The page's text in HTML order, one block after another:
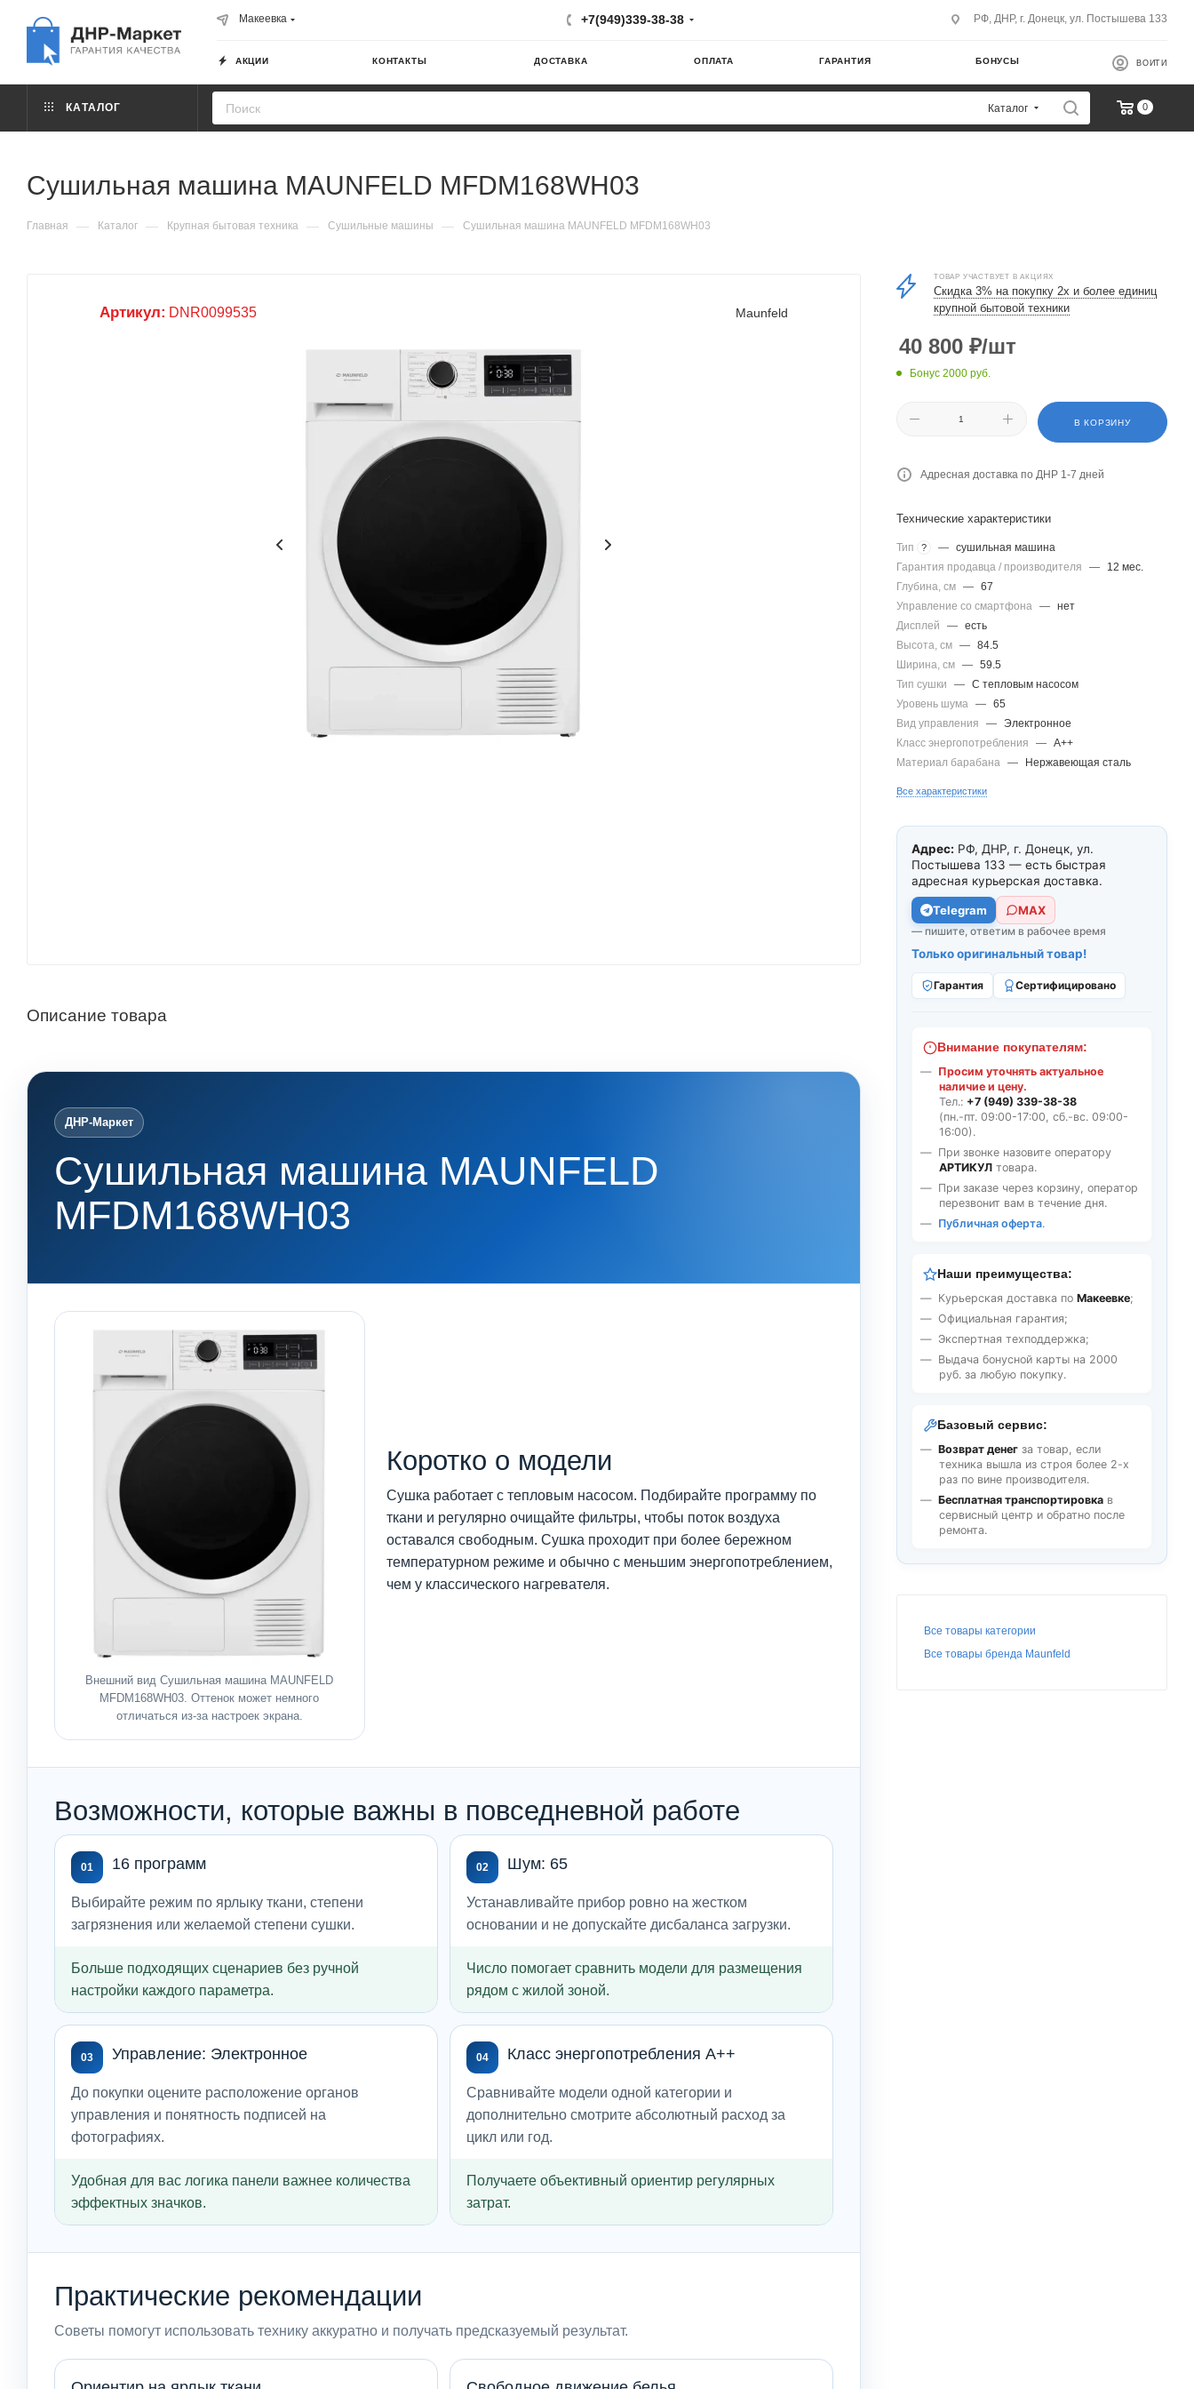
Макеевка +7(949)339-38-38 РФ, ДНР, г. Донецк, ул. Постышева 133
АКЦИИ КОНТАКТЫ ДОСТАВКА ОПЛАТА ГАРАНТИЯ БОНУСЫ ВОЙТИ
КАТАЛОГ Каталог 0
Сушильная машина MAUNFELD MFDM168WH03
Главная — Каталог — Крупная бытовая техника — Сушильные машины — Сушильная машина MAUNFELD MFDM168WH03
Артикул: DNR0099535 Maunfeld
Описание товара
ДНР-Маркет
Сушильная машина MAUNFELD
MFDM168WH03
Внешний вид Сушильная машина MAUNFELD
MFDM168WH03. Оттенок может немного
отличаться из-за настроек экрана.
Коротко о модели
Сушка работает с тепловым насосом. Подбирайте программу по
ткани и регулярно очищайте фильтры, чтобы поток воздуха
оставался свободным. Сушка проходит при более бережном
температурном режиме и обычно с меньшим энергопотреблением,
чем у классического нагревателя.
Возможности, которые важны в повседневной работе
01 16 программ
Выбирайте режим по ярлыку ткани, степени
загрязнения или желаемой степени сушки.
Больше подходящих сценариев без ручной
настройки каждого параметра.
02 Шум: 65
Устанавливайте прибор ровно на жестком
основании и не допускайте дисбаланса загрузки.
Число помогает сравнить модели для размещения
рядом с жилой зоной.
03 Управление: Электронное
До покупки оцените расположение органов
управления и понятность подписей на
фотографиях.
Удобная для вас логика панели важнее количества
эффектных значков.
04 Класс энергопотребления A++
Сравнивайте модели одной категории и
дополнительно смотрите абсолютный расход за
цикл или год.
Получаете объективный ориентир регулярных
затрат.
Практические рекомендации
Советы помогут использовать технику аккуратно и получать предсказуемый результат.
ТОВАР УЧАСТВУЕТ В АКЦИЯХ
Скидка 3% на покупку 2х и более единиц
крупной бытовой техники
40 800 ₽/шт
Бонус 2000 руб.
В КОРЗИНУ
Адресная доставка по ДНР 1-7 дней
Технические характеристики
Тип ? — сушильная машина
Гарантия продавца / производителя
—
12 мес.
Глубина, см — 67
Управление со смартфона — нет
Дисплей
— есть
Высота, см — 84.5
Ширина, см — 59.5
Тип сушки
— С тепловым насосом
Уровень шума — 65
Вид управления
— Электронное
Класс энергопотребления
— A++
Материал барабана — Нержавеющая сталь
Все характеристики
Адрес: РФ, ДНР, г. Донецк, ул.
Постышева 133 — есть быстрая
адресная курьерская доставка.
Telegram МАХ
— пишите, ответим в рабочее время
Только оригинальный товар!
Гарантия Сертифицировано
Внимание покупателям:
Просим уточнять актуальное
наличие и цену.
Тел.: +7 (949) 339-38-38
(пн.-пт. 09:00-17:00, сб.-вс. 09:00-
16:00).
При звонке назовите оператору
АРТИКУЛ товара.
При заказе через корзину, оператор
перезвонит вам в течение дня.
Публичная оферта.
Наши преимущества:
Курьерская доставка по Макеевке;
Официальная гарантия;
Экспертная техподдержка;
Выдача бонусной карты на 2000
руб. за любую покупку.
Базовый сервис:
Возврат денег за товар, если
техника вышла из строя более 2-х
раз по вине производителя.
Бесплатная транспортировка в
сервисный центр и обратно после
ремонта.
Все товары категории
Все товары бренда Maunfeld